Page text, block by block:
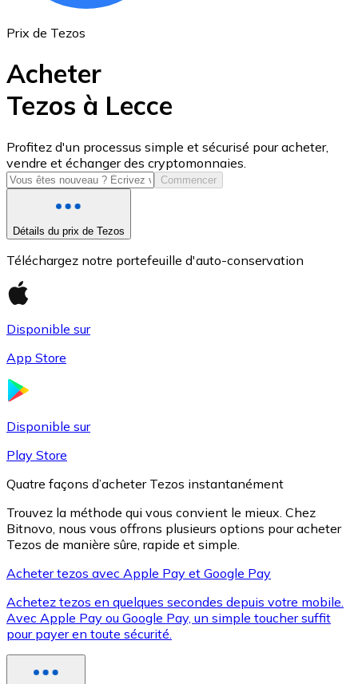
USD Coin
USDC
XRP
XRP
Prix de Tezos
Acheter
Tezos à Lecce
Profitez d'un processus simple et sécurisé pour acheter,
vendre et échanger des cryptomonnaies.
Commencer
Détails du prix de Tezos
Téléchargez notre portefeuille d'auto-conservation
Disponible sur
App Store
Disponible sur
Play Store
Quatre façons d’acheter Tezos instantanément
Trouvez la méthode qui vous convient le mieux. Chez
Bitnovo, nous vous offrons plusieurs options pour acheter
Tezos de manière sûre, rapide et simple.
Acheter tezos avec Apple Pay et Google Pay
Achetez tezos en quelques secondes depuis votre mobile.
Avec Apple Pay ou Google Pay, un simple toucher suffit
pour payer en toute sécurité.